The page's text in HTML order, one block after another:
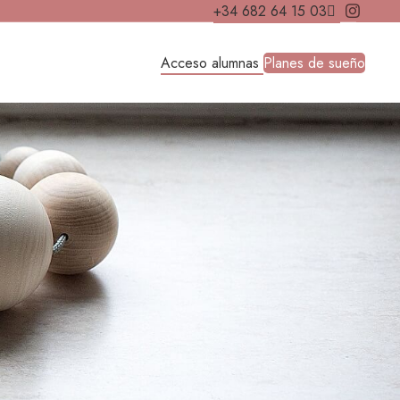
+34 682 64 15 03
Acceso alumnas Planes de sueño